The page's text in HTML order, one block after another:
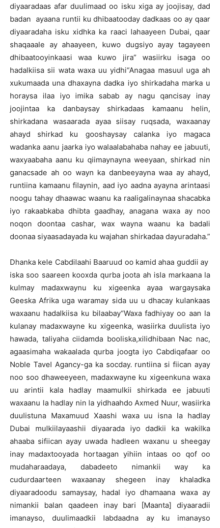
diyaaradaas afar duulimaad oo isku xiga ay joojisay, dad
badan ayaana runtii ku dhibaatooday dadkaas oo ay qaar
diyaaradaha isku xidhka ka raaci lahaayeen Dubai, qaar
shaqaaale ay ahaayeen, kuwo dugsiyo ayay tagayeen
dhibaatooyinkaasi waa kuwo jira” wasiirku isaga oo
hadalkiisa sii wata waxa uu yidhi“Anagaa masuul uga ah
xukumaada una dhaxayna dadka iyo shirkadaha marka u
horaysa ilaa iyo imika sabab ay nagu qancisay inay
joojintaa ka danbaysay shirkadaas kamaanu helin,
shirkadana wasaarada ayaa siisay ruqsada, waxaanay
ahayd shirkad ku gooshaysay calanka iyo magaca
wadanka aanu jaarka iyo walaalabahaba nahay ee jabuuti,
waxyaabaha aanu ku qiimaynayna weeyaan, shirkad nin
ganacsade ah oo wayn ka danbeeyayna waa ay ahayd,
runtiina kamaanu filaynin, aad iyo aadna ayayna arintaasi
noogu tahay dhaawac waanu ka raaligalinaynaa shacabka
iyo rakaabkaba dhibta gaadhay, anagana waxa ay noo
noqon doontaa cashar, wax wayna waanu ka badali
doonaa siyaasadayada ku wajahan shirkadaa dayuradaha.”
Dhanka kele Cabdilaahi Baaruud oo kamid ahaa guddii ay
iska soo saareen kooxda qurba joota ah isla markaana la
kulmay madaxwaynu ku xigeenka ayaa wargaysaka
Geeska Afrika uga waramay sida uu u dhacay kulankaas
waxaanu hadalkiisa ku bilaabay“Waxa fadhiyay oo aan la
kulanay madaxwayne ku xigeenka, wasiirka duulista iyo
hawada, taliyaha ciidamda booliska,xilidhibaan Nac nac,
agaasimaha wakaalada qurba joogta iyo Cabdiqafaar oo
Noble Tavel Agancy-ga ka socday. runtiina si fiican ayay
noo soo dhaweeyeen, madaxwayne ku xigeenkuna waxa
uu arintii kala hadlay maamulkii shirkada ee jabuuti
waxaanu la hadlay nin la yidhaahdo Axmed Nuur, wasiirka
duulistuna Maxamuud Xaashi waxa uu isna la hadlay
Dubai mulkiilayaashii diyaarada iyo dadkii ka wakilka
ahaaba sifiican ayay uwada hadleen waxanu u sheegay
inay madaxtooyada hortaagan yihiin intaas oo qof oo
mudaharaadaya, dabadeeto nimankii way ka
cudurdaarteen waxaanay shegeen inay khaladka
diyaaradoodu samaysay, hadal iyo dhamaana waxa ay
nimankii balan qaadeen inay bari [Maanta] diyaaradii
imanayso, duulimaadkii labdaadna ay ku imanayso